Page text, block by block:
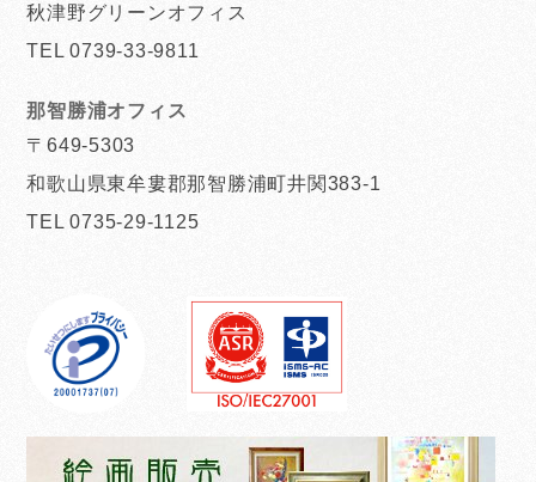
秋津野グリーンオフィス
TEL 0739-33-9811
那智勝浦オフィス
〒649-5303
和歌山県東牟婁郡那智勝浦町井関383-1
TEL 0735-29-1125